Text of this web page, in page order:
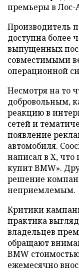
премьеры в Лос-
Производитель
доступна более
выпущенных
совместимыми
операционной
Несмотря на то
добровольным,
реакцию в
сетей и
появление
автомобиля.
написал в X, что
купит BMW».
решение
неприемлемым.
Критики
практика
владельцев
обращают
BMW
ежемесячно